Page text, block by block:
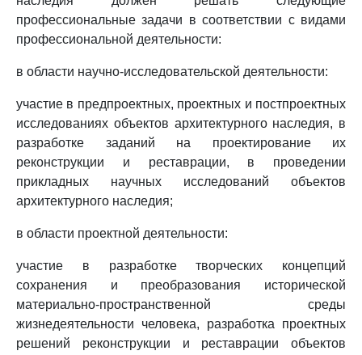
профессиональные задачи в соответствии с видами
профессиональной деятельности:
в области научно-исследовательской деятельности:
участие в предпроектных, проектных и постпроектных
исследованиях объектов архитектурного наследия, в
разработке заданий на проектирование их
реконструкции и реставрации, в проведении
прикладных научных исследований объектов
архитектурного наследия;
в области проектной деятельности:
участие в разработке творческих концепций
сохранения и преобразования исторической
материально-пространственной среды
жизнедеятельности человека, разработка проектных
решений реконструкции и реставрации объектов